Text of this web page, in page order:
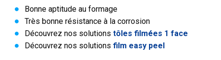
Bonne aptitude au formage
Très bonne résistance à la corrosion
Découvrez nos solutions tôles filmées 1 face
Découvrez nos solutions film easy peel